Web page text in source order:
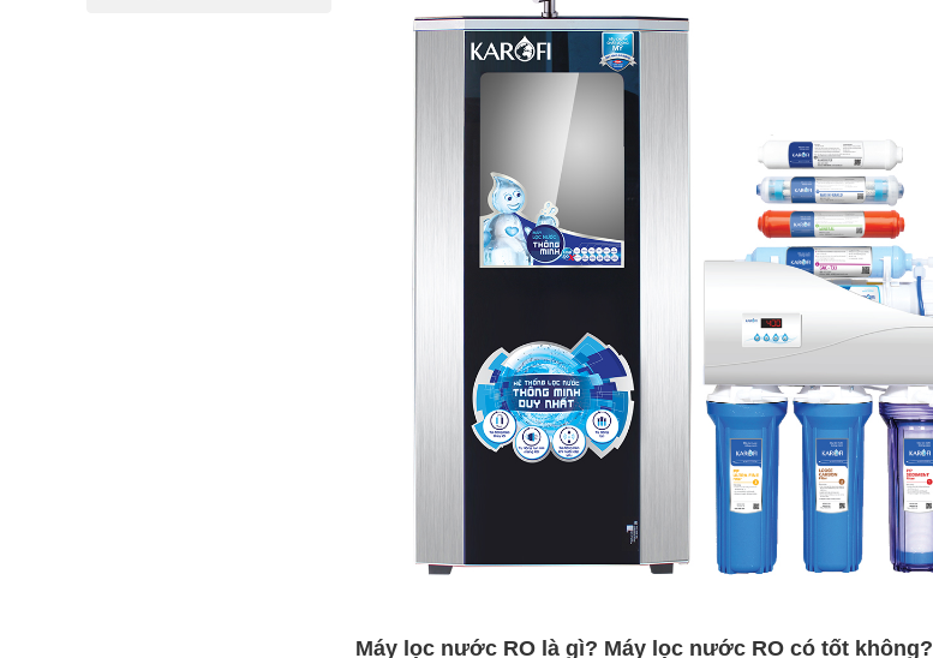
Máy lọc nước RO là gì? Máy lọc nước RO có tốt không?